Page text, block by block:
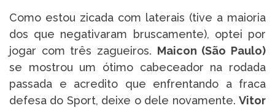
Como estou zicada com laterais (tive a maioria
dos que negativaram bruscamente), optei por
jogar com três zagueiros. Maicon (São Paulo)
se mostrou um ótimo cabeceador na rodada
passada e acredito que enfrentando a fraca
defesa do Sport, deixe o dele novamente. Vitor